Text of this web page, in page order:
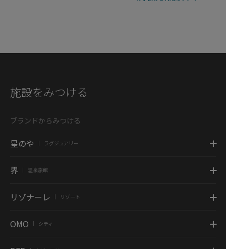
施設をみつける
ブランドからみつける
星のや ラグジュアリー
界 温泉旅館
リゾナーレ リゾート
OMO シティ